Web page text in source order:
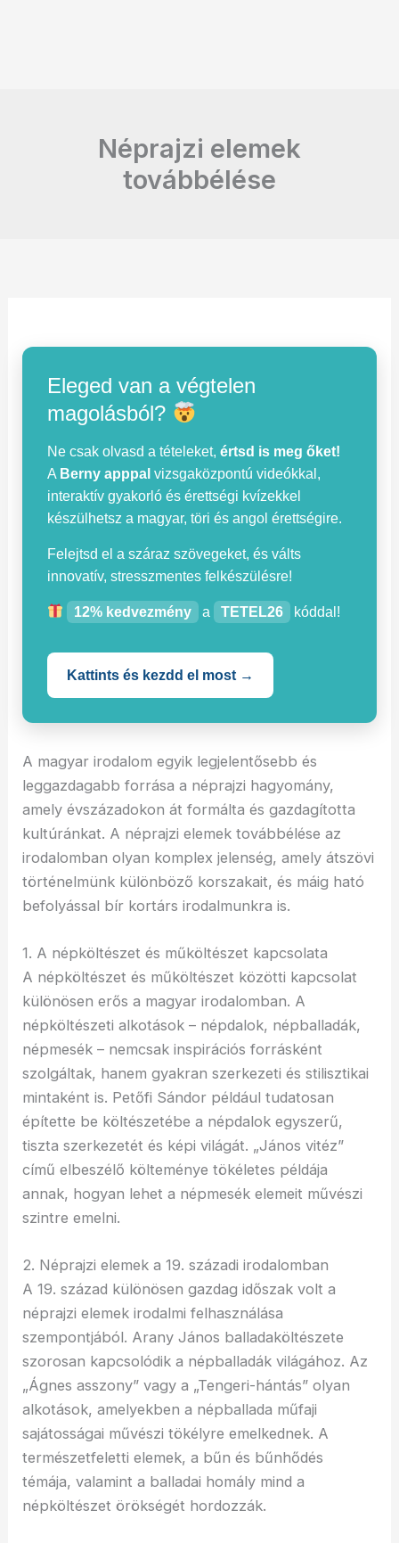
Néprajzi elemek
továbbélése
Eleged van a végtelen
magolásból?
Ne csak olvasd a tételeket,értsd is meg őket!
A Berny apppal vizsgaközpontú videókkal,
interaktív gyakorló és érettségi kvízekkel
készülhetsz a magyar, töri és angol érettségire.
Felejtsd el a száraz szövegeket, és válts
innovatív, stresszmentes felkészülésre!
12% kedvezmény a TETEL26 kóddal!
Kattints és kezdd el most →
A magyar irodalom egyik legjelentősebb és
leggazdagabb forrása a néprajzi hagyomány,
amely évszázadokon át formálta és gazdagította
kultúránkat. A néprajzi elemek továbbélése az
irodalomban olyan komplex jelenség, amely átszövi
történelmünk különböző korszakait, és máig ható
befolyással bír kortárs irodalmunkra is.
1. A népköltészet és műköltészet kapcsolata
A népköltészet és műköltészet közötti kapcsolat
különösen erős a magyar irodalomban. A
népköltészeti alkotások – népdalok, népballadák,
népmesék – nemcsak inspirációs forrásként
szolgáltak, hanem gyakran szerkezeti és stilisztikai
mintaként is. Petőfi Sándor például tudatosan
építette be költészetébe a népdalok egyszerű,
tiszta szerkezetét és képi világát. „János vitéz”
című elbeszélő költeménye tökéletes példája
annak, hogyan lehet a népmesék elemeit művészi
szintre emelni.
2. Néprajzi elemek a 19. századi irodalomban
A 19. század különösen gazdag időszak volt a
néprajzi elemek irodalmi felhasználása
szempontjából. Arany János balladaköltészete
szorosan kapcsolódik a népballadák világához. Az
„Ágnes asszony” vagy a „Tengeri-hántás” olyan
alkotások, amelyekben a népballada műfaji
sajátosságai művészi tökélyre emelkednek. A
természetfeletti elemek, a bűn és bűnhődés
témája, valamint a balladai homály mind a
népköltészet örökségét hordozzák.